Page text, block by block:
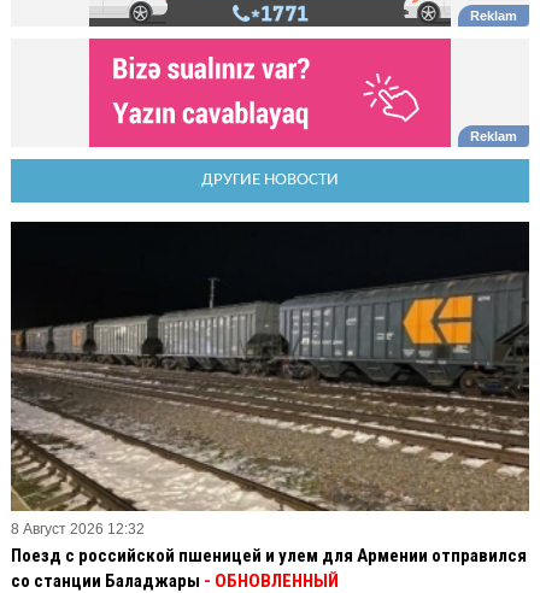
ДРУГИЕ НОВОСТИ
8 Август 2026 12:32
Поезд с российской пшеницей и улем для Армении отправился
со станции Баладжары - ОБНОВЛЕННЫЙ